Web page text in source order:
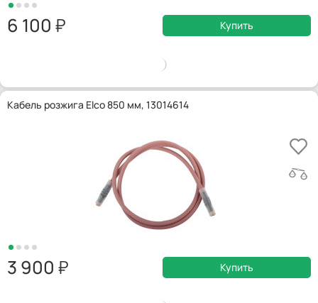
6 100 Купить
Кабель розжига Elco 850 мм, 13014614
3 900 Купить